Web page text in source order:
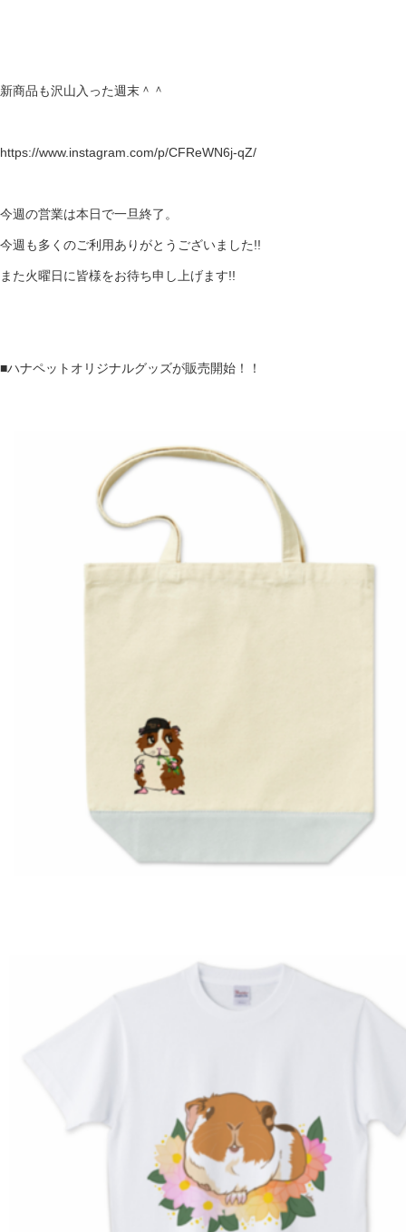
新商品も沢山入った週末＾＾
https://www.instagram.com/p/CFReWN6j-qZ/
今週の営業は本日で一旦終了。
今週も多くのご利用ありがとうございました!!
また火曜日に皆様をお待ち申し上げます!!
■ハナペットオリジナルグッズが販売開始！！